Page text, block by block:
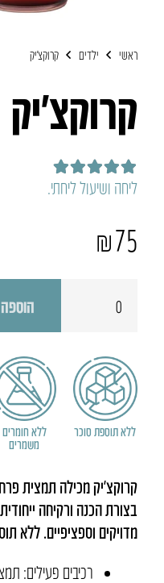
ראשי ילדים קרוקצ׳יק
קרוקצ׳יק
דורג5.00מתוך 5
ליחה ושיעול ליחתי.
₪75
ללא תוספת סוכר
ללא חומרים
משמרים
קרוקצ’יק מכילה תמצית
בצורת הכנה ורקיחה
מדויקים וספציפיים. ללא
רכיבים פעילים: